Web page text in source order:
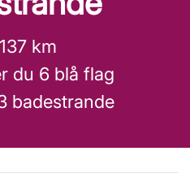
km
du 6 blå flag
badestrande